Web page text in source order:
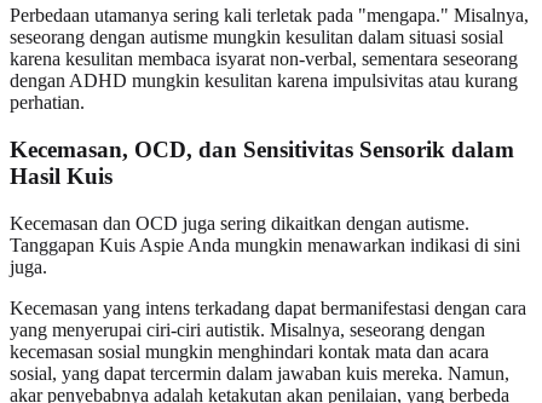
Perbedaan utamanya sering kali terletak pada "mengapa." Misalnya,
seseorang dengan autisme mungkin kesulitan dalam situasi sosial
karena kesulitan membaca isyarat non-verbal, sementara seseorang
dengan ADHD mungkin kesulitan karena impulsivitas atau kurang
perhatian.
Kecemasan, OCD, dan Sensitivitas Sensorik dalam
Hasil Kuis
Kecemasan dan OCD juga sering dikaitkan dengan autisme.
Tanggapan Kuis Aspie Anda mungkin menawarkan indikasi di sini
juga.
Kecemasan yang intens terkadang dapat bermanifestasi dengan cara
yang menyerupai ciri-ciri autistik. Misalnya, seseorang dengan
kecemasan sosial mungkin menghindari kontak mata dan acara
sosial, yang dapat tercermin dalam jawaban kuis mereka. Namun,
akar penyebabnya adalah ketakutan akan penilaian, yang berbeda